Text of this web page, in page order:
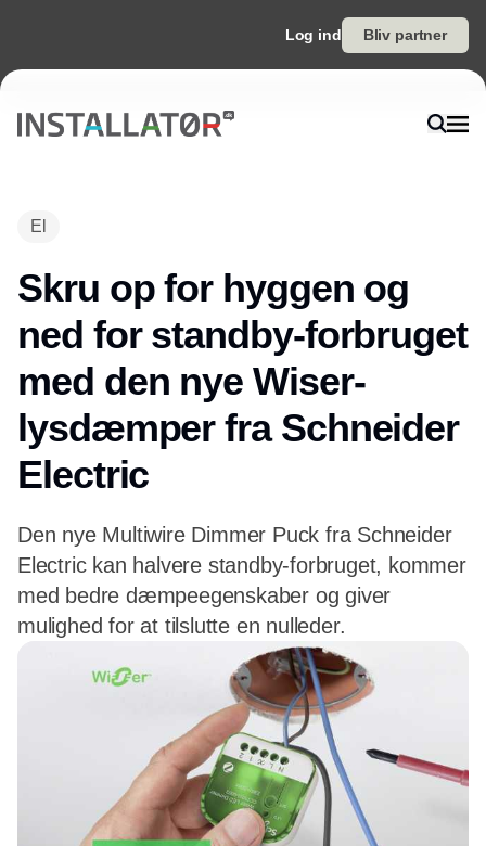
Log ind Bliv partner
El
Skru op for hyggen og
ned for standby-forbruget
med den nye Wiser-
lysdæmper fra Schneider
Electric
Den nye Multiwire Dimmer Puck fra Schneider
Electric kan halvere standby-forbruget, kommer
med bedre dæmpeegenskaber og giver
mulighed for at tilslutte en nulleder.